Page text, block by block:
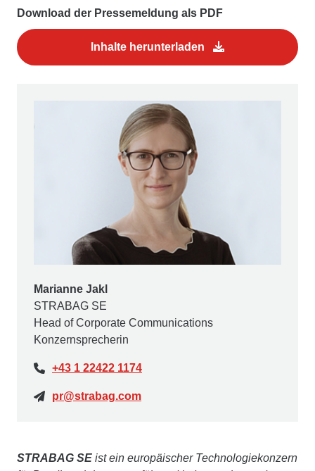
Download der Pressemeldung als PDF
Inhalte herunterladen
Marianne Jakl
STRABAG SE
Head of Corporate Communications
Konzernsprecherin
+43 1 22422 1174
pr@strabag.com
STRABAG SE ist ein europäischer Technologiekonzern